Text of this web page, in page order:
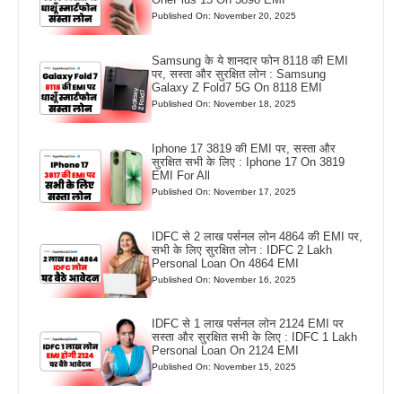
Published On: November 20, 2025
Samsung के ये शानदार फोन 8118 की EMI
पर, सस्ता और सुरक्षित लोन : Samsung
Galaxy Z Fold7 5G On 8118 EMI
Published On: November 18, 2025
Iphone 17 3819 की EMI पर, सस्ता और
सुरक्षित सभी के लिए : Iphone 17 On 3819
EMI For All
Published On: November 17, 2025
IDFC से 2 लाख पर्सनल लोन 4864 की EMI पर,
सभी के लिए सुरक्षित लोन : IDFC 2 Lakh
Personal Loan On 4864 EMI
Published On: November 16, 2025
IDFC से 1 लाख पर्सनल लोन 2124 EMI पर
सस्ता और सुरक्षित सभी के लिए : IDFC 1 Lakh
Personal Loan On 2124 EMI
Published On: November 15, 2025